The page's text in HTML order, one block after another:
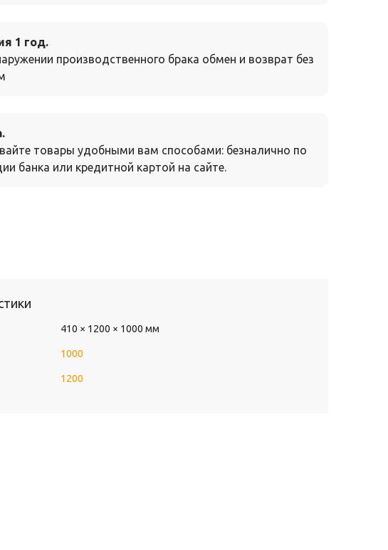
1 год.
производственного брака обмен и возврат без
товары удобными вам способами: безналично по
банка или кредитной картой на сайте.
410 × 1200 × 1000 мм
1000
1200